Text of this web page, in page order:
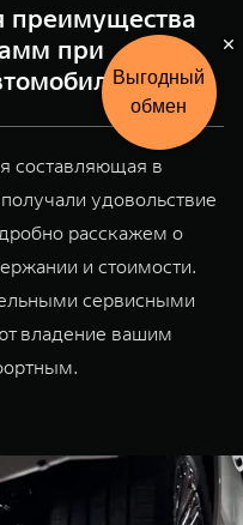
преимущества
при
составляющая в
удовольствие
расскажем о
и стоимости.
сервисными
владение вашим
Рассчитать
кредит